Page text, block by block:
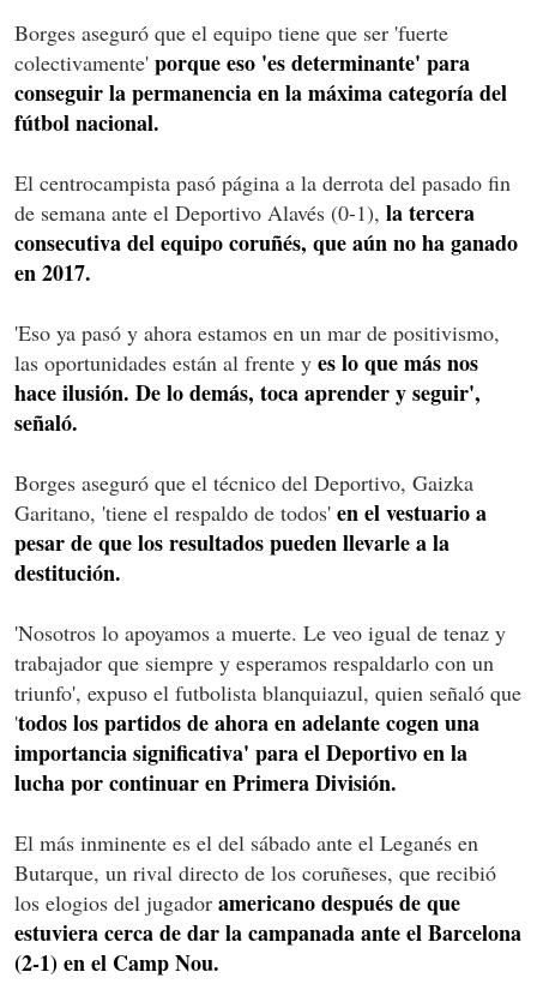
Borges aseguró que el equipo tiene que ser 'fuerte
colectivamente' porque eso 'es determinante' para
conseguir la permanencia en la máxima categoría del
fútbol nacional.
El centrocampista pasó página a la derrota del pasado fin
de semana ante el Deportivo Alavés (0-1), la tercera
consecutiva del equipo coruñés, que aún no ha ganado
en 2017.
'Eso ya pasó y ahora estamos en un mar de positivismo,
las oportunidades están al frente y es lo que más nos
hace ilusión. De lo demás, toca aprender y seguir',
señaló.
Borges aseguró que el técnico del Deportivo, Gaizka
Garitano, 'tiene el respaldo de todos' en el vestuario a
pesar de que los resultados pueden llevarle a la
destitución.
'Nosotros lo apoyamos a muerte. Le veo igual de tenaz y
trabajador que siempre y esperamos respaldarlo con un
triunfo', expuso el futbolista blanquiazul, quien señaló que
'todos los partidos de ahora en adelante cogen una
importancia significativa' para el Deportivo en la
lucha por continuar en Primera División.
El más inminente es el del sábado ante el Leganés en
Butarque, un rival directo de los coruñeses, que recibió
los elogios del jugador americano después de que
estuviera cerca de dar la campanada ante el Barcelona
(2-1) en el Camp Nou.